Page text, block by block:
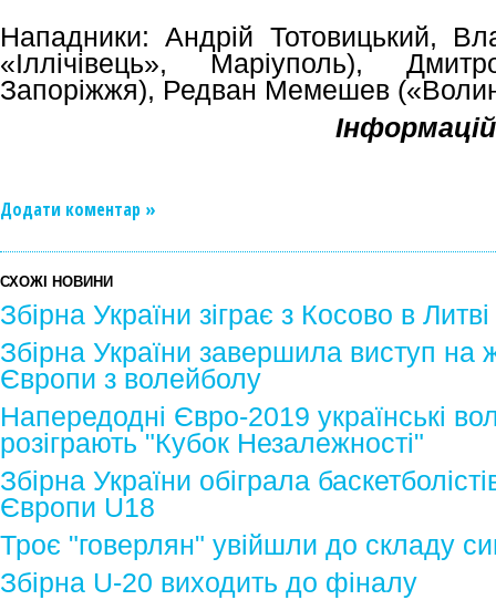
Нападники: Андрій Тотовицький,
«Іллічівець», Маріуполь),
Запоріжжя), Редван Мемешев
Додати коментар »
СХОЖІ НОВИНИ
Збірна України зіграє з Косово в Литві
Збірна України завершила виступ на
Європи з волейболу
Напередодні Євро-2019 українські
розіграють "Кубок Незалежності"
Збірна України обіграла
Європи U18
Троє "говерлян" увійшли до складу
Збірна U-20 виходить до фіналу